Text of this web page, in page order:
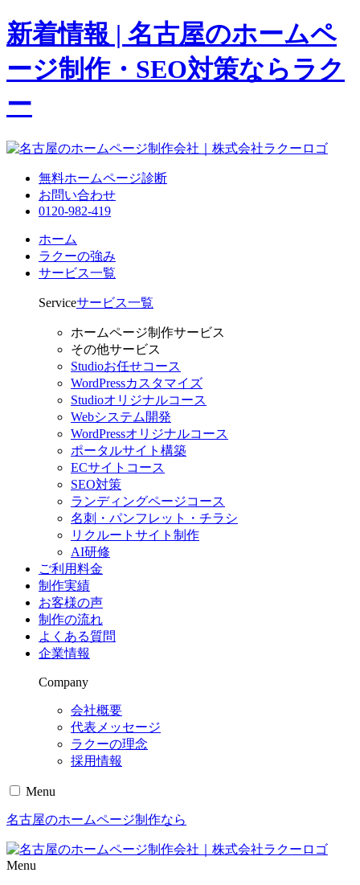
新着情報 | 名古屋のホームペ
ージ制作・SEO対策ならラク
ー
無料ホームページ診断
お問い合わせ
0120-982-419
ホーム
ラクーの強み
サービス一覧
Serviceサービス一覧
ホームページ制作サービス
その他サービス
Studioお任せコース
WordPressカスタマイズ
Studioオリジナルコース
Webシステム開発
WordPressオリジナルコース
ポータルサイト構築
ECサイトコース
SEO対策
ランディングページコース
名刺・パンフレット・チラシ
リクルートサイト制作
AI研修
ご利用料金
制作実績
お客様の声
制作の流れ
よくある質問
企業情報
Company
会社概要
代表メッセージ
ラクーの理念
採用情報
Menu
名古屋のホームページ制作なら
Menu